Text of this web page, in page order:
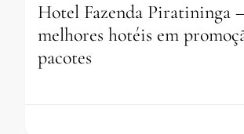
Hotel Fazenda Piratininga
melhores hotéis em
pacotes